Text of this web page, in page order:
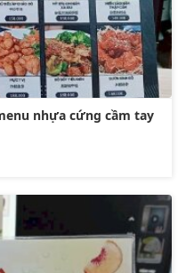
nhựa cứng cầm tay